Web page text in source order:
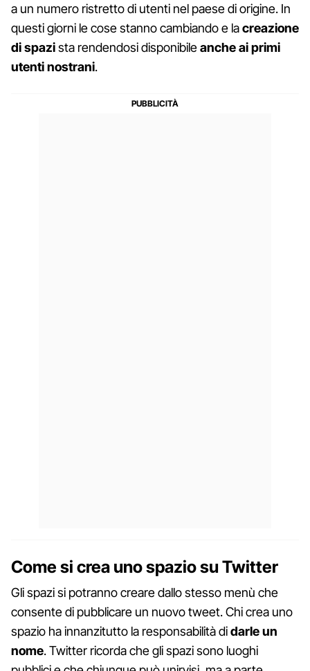
a un numero ristretto di utenti nel paese di origine. In
questi giorni le cose stanno cambiando e lacreazione
di spazista rendendosi disponibileanche ai primi
utenti nostrani.
Come si crea uno spazio su Twitter
Gli spazi si potranno creare dallo stesso menù che
consente di pubblicare un nuovo tweet. Chi crea uno
spazio ha innanzitutto la responsabilità didarle un
nome. Twitter ricorda che gli spazi sono luoghi